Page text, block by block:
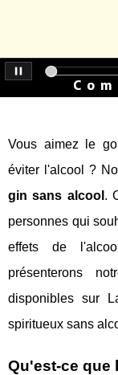
Vous aimez le
éviter l'alcool ?
gin sans alcool .
personnes qui
effets de
présenterons
disponibles sur
spiritueux sans
Qu'est-ce que